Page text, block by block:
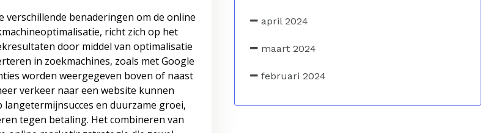
verschillende benaderingen om de online
richt zich op het
door middel van optimalisatie
in zoekmachines, zoals met Google
worden weergegeven boven of naast
verkeer naar een website kunnen
en duurzame groei,
tegen betaling. Het combineren van
april 2024
maart 2024
februari 2024